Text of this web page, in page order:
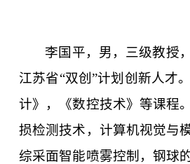
李国平，男，三级教授
江苏省“双创”计划创新人才
计》，《数控技术》等课程
损检测技术，计算机视觉与
综采面智能喷雾控制，钢球